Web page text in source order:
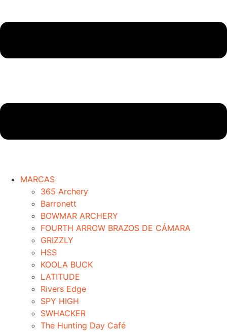
MARCAS
365 Archery
Barronett
BOWMAR ARCHERY
FOURTH ARROW BRAZOS DE CÁMARA
GRIZZLY
HSS
KOOLA BUCK
LATITUDE
Rivers Edge
SPY HIGH
SWHACKER
The Hunting Day Café